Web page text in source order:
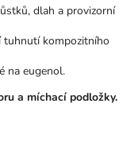
dlah a provizorní
tuhnutí kompozitního
na eugenol.
a míchací podložky.